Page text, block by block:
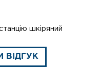
шкіряний
ВІДГУК